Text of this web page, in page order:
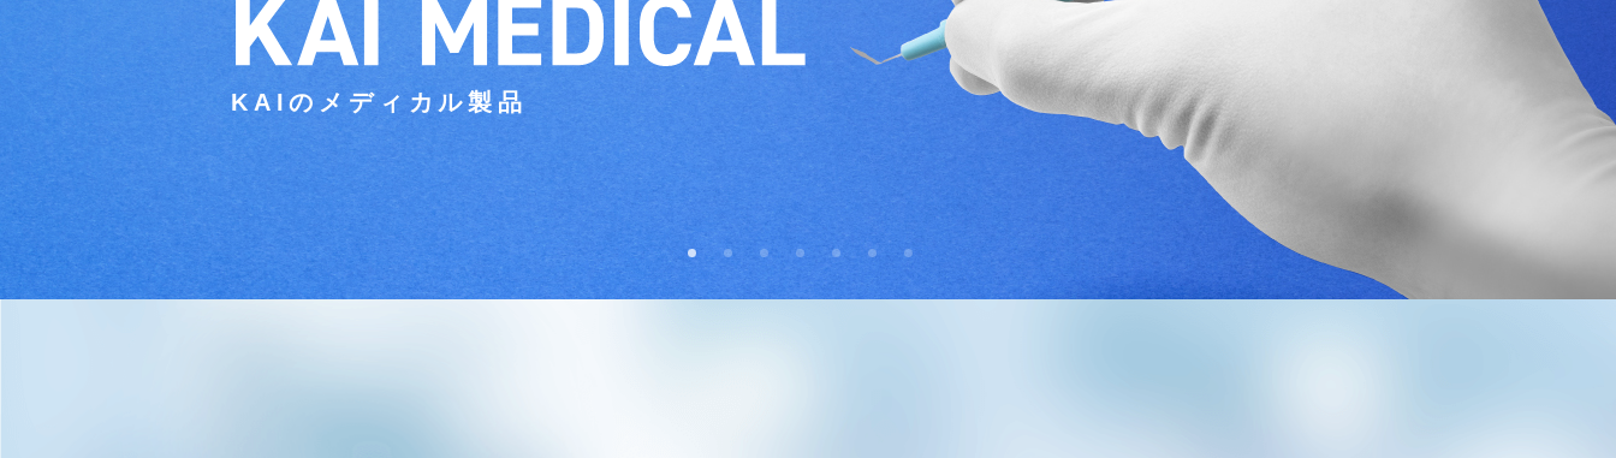
KAIのメディカル製品